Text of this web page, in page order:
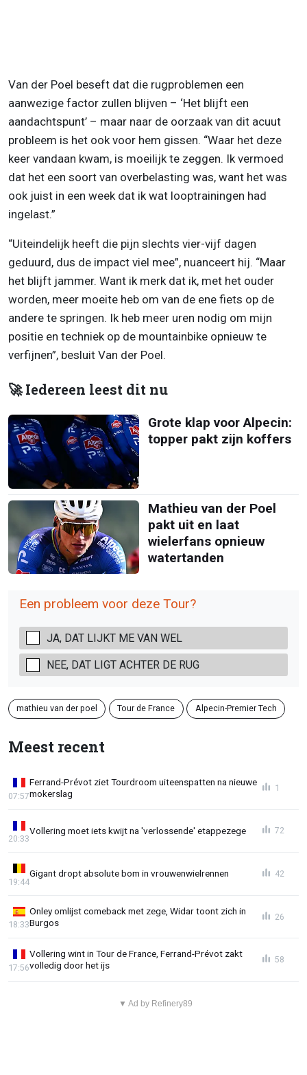
Van der Poel beseft dat die rugproblemen een
aanwezige factor zullen blijven – ‘Het blijft een
aandachtspunt’ – maar naar de oorzaak van dit acuut
probleem is het ook voor hem gissen. “Waar het deze
keer vandaan kwam, is moeilijk te zeggen. Ik vermoed
dat het een soort van overbelasting was, want het was
ook juist in een week dat ik wat looptrainingen had
ingelast.”
“Uiteindelijk heeft die pijn slechts vier-vijf dagen
geduurd, dus de impact viel mee”, nuanceert hij. “Maar
het blijft jammer. Want ik merk dat ik, met het ouder
worden, meer moeite heb om van de ene fiets op de
andere te springen. Ik heb meer uren nodig om mijn
positie en techniek op de mountainbike opnieuw te
verfijnen”, besluit Van der Poel.
🚀 Iedereen leest dit nu
Grote klap voor Alpecin:
topper pakt zijn koffers
Mathieu van der Poel
pakt uit en laat
wielerfans opnieuw
watertanden
Een probleem voor deze Tour?
JA, DAT LIJKT ME VAN WEL
NEE, DAT LIGT ACHTER DE RUG
mathieu van der poel Tour de France Alpecin-Premier Tech
Meest recent
Ferrand-Prévot ziet Tourdroom uiteenspatten na nieuwe
mokerslag
07:57
1
Vollering moet iets kwijt na 'verlossende' etappezege
20:33
72
Gigant dropt absolute bom in vrouwenwielrennen
19:44
42
Onley omlijst comeback met zege, Widar toont zich in
Burgos
18:33
26
Vollering wint in Tour de France, Ferrand-Prévot zakt
volledig door het ijs
17:56
58
▼ Ad by Refinery89